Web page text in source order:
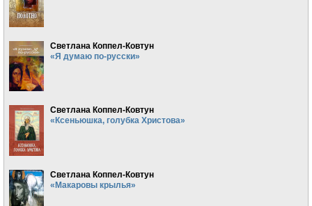
Светлана Коппел-Ковтун
«Я думаю по-русски»
Светлана Коппел-Ковтун
«Ксеньюшка, голубка Христова»
Светлана Коппел-Ковтун
«Макаровы крылья»